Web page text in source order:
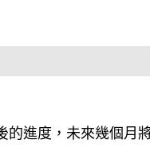
的進度，未來幾個月